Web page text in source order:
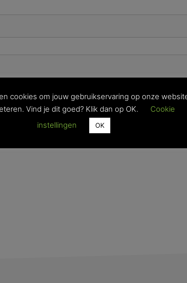
cookies om jouw gebruikservaring op onze
Vind je dit goed? Klik dan op OK.
Cookie
instellingen
OK